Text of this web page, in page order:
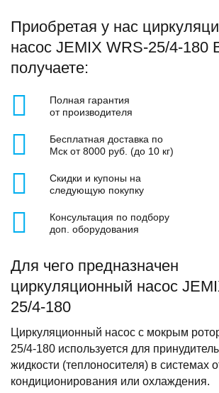
Приобретая у нас
насос JEMIX WRS-25/4-180
получаете:
Полная гарантия
от производителя
Бесплатная доставка по
Мск от 8000 руб. (до 10 кг)
Скидки и купоны на
следующую покупку
Консультация по подбору
доп. оборудования
Для чего предназначен
циркуляционный насос
25/4-180
Циркуляционный насос с мокрым
25/4-180 используется для
жидкости (теплоносителя) в системах
кондиционирования или охлаждения.